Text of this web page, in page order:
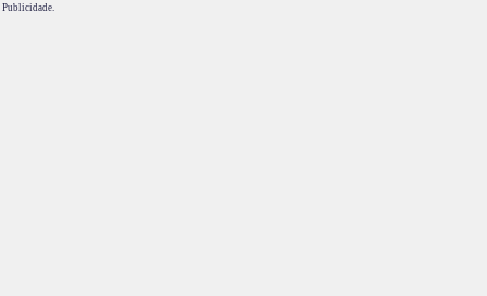
Publicidade.